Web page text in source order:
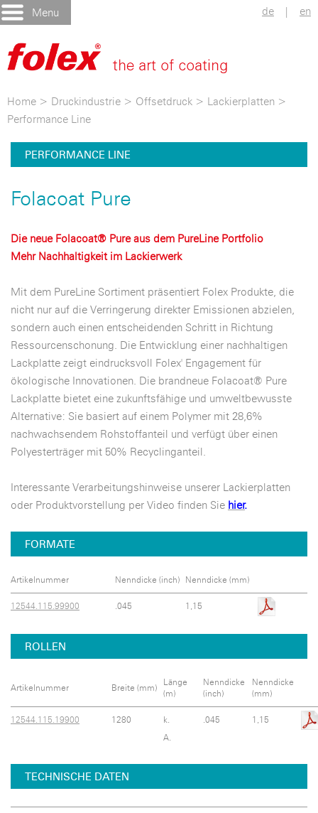
Menu de | en
Home > Druckindustrie > Offsetdruck > Lackierplatten >
Performance Line
PERFORMANCE LINE
Folacoat Pure
Die neue Folacoat® Pure aus dem PureLine Portfolio
Mehr Nachhaltigkeit im Lackierwerk
Mit dem PureLine Sortiment präsentiert Folex Produkte, die
nicht nur auf die Verringerung direkter Emissionen abzielen,
sondern auch einen entscheidenden Schritt in Richtung
Ressourcenschonung. Die Entwicklung einer nachhaltigen
Lackplatte zeigt eindrucksvoll Folex' Engagement für
ökologische Innovationen. Die brandneue Folacoat® Pure
Lackplatte bietet eine zukunftsfähige und umweltbewusste
Alternative: Sie basiert auf einem Polymer mit 28,6%
nachwachsendem Rohstoffanteil und verfügt über einen
Polyesterträger mit 50% Recyclinganteil.
Interessante Verarbeitungshinweise unserer Lackierplatten
oder Produktvorstellung per Video finden Sie hier.
FORMATE
Artikelnummer Nenndicke (inch) Nenndicke (mm)
12544.115.99900 .045 1,15
ROLLEN
Artikelnummer Breite (mm)
Länge
(m)
Nenndicke
(inch)
Nenndicke
(mm)
12544.115.19900 1280
k.
A.
.045 1,15
TECHNISCHE DATEN